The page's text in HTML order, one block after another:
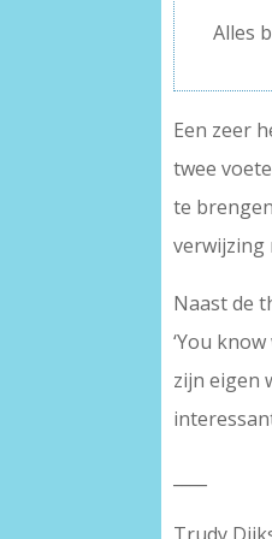
Alles
Een zeer
twee
te
verwijzing
Naast de
‘You
zijn eigen